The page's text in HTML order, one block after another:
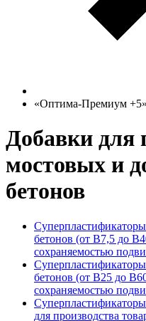
«Оптима-Премиум +5»
Добавки для
мостовых и
бетонов
бетонов (от В7,5 до
сохраняемостью
бетонов (от В25 до
сохраняемостью
для производства